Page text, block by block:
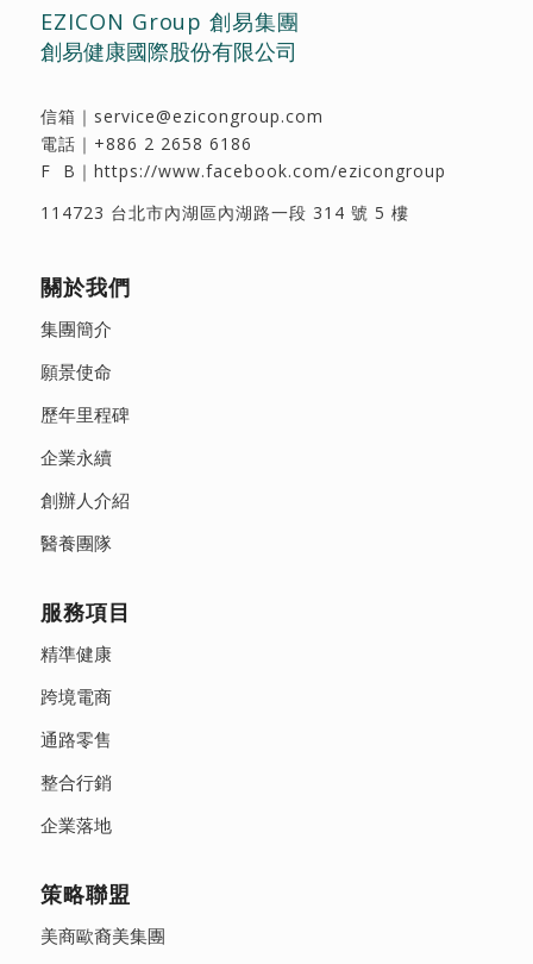
EZICON Group 創易集團
創易健康國際股份有限公司
信箱｜ service@ezicongroup.com
電話｜ +886 2 2658 6186
F B｜ https://www.facebook.com/ezicongroup
114723 台北市內湖區內湖路一段 314 號 5 樓
關於我們
集團簡介
願景使命
歷年里程碑
企業永續
創辦人介紹
醫養團隊
服務項目
精準健康
跨境電商
通路零售
整合行銷
企業落地
策略聯盟
美商歐裔美集團